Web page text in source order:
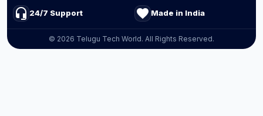
headset_mic 24/7 Support favorite Made in India
© 2026 Telugu Tech World. All Rights Reserved.